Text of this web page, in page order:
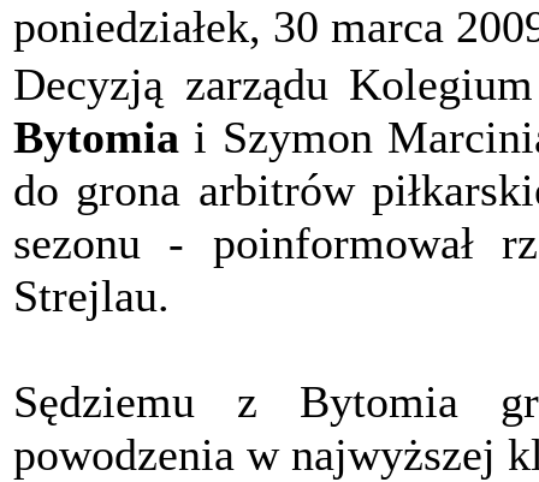
poniedziałek, 30 marca
Decyzją zarządu
Bytomia i Szymon
do grona arbitrów
sezonu - poinformował
Strejlau.
Sędziemu z Bytomia
powodzenia w najwyższej